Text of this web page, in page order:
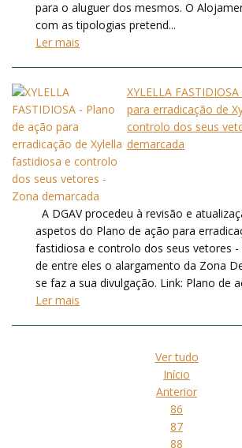
para o aluguer dos mesmos. O
com as tipologias pretend...
Ler mais
XYLELLA
para erradicação de
controlo dos seus
demarcada
A DGAV procedeu à revisão e
aspetos do Plano de ação para
fastidiosa e controlo dos seus vetores -
de entre eles o alargamento da Zona
se faz a sua divulgação. Link: Plano de
Ler mais
Ver tudo
Início
Anterior
86
87
88